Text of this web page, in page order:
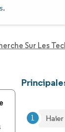
.
Sur Les
Haier